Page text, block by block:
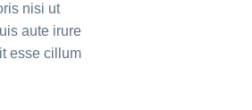
nisi ut
aute irure
esse cillum